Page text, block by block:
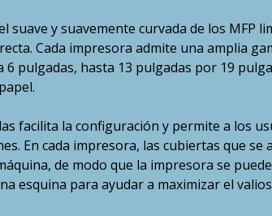
suave y suavemente curvada de los MFP
Cada impresora admite una amplia
6 pulgadas, hasta 13 pulgadas por 19
facilita la configuración y permite a los
En cada impresora, las cubiertas que se
de modo que la impresora se
esquina para ayudar a maximizar el